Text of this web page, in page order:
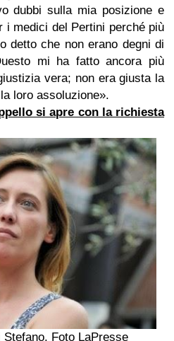
dubbi sulla mia posizione e
i medici del Pertini perché più
detto che non erano degni di
mi ha fatto ancora più
vera; non era giusta la
loro assoluzione».
si apre con la richiesta
Foto LaPresse